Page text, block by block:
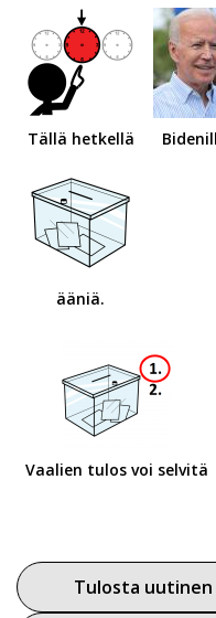
Tällä hetkellä
ääniä.
Vaalien tulos voi selvitä
Tulosta uutinen